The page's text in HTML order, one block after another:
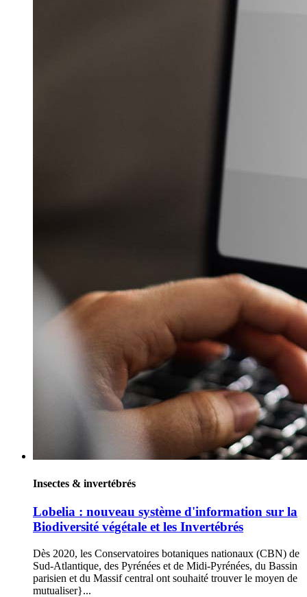
Insectes & invertébrés
Lobelia : nouveau système d'information sur la
Biodiversité végétale et les Invertébrés
Dès 2020, les Conservatoires botaniques nationaux (CBN) de
Sud-Atlantique, des Pyrénées et de Midi-Pyrénées, du Bassin
parisien et du Massif central ont souhaité trouver le moyen de
mutualiser}...